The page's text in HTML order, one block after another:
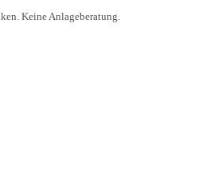
Keine Anlageberatung.